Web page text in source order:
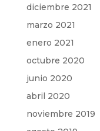
diciembre 2021
marzo 2021
enero 2021
octubre 2020
junio 2020
abril 2020
noviembre 2019